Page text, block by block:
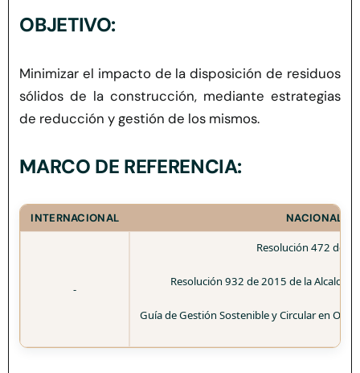
Plataforma CASA
OBJETIVO:
Minimizar el impacto de la disposición de residuos
sólidos de la construcción, mediante estrategias
de reducción y gestión de los mismos.
MARCO DE REFERENCIA:
INTERNACIONAL NACIONAL
-
Resolución 472 de
Resolución 932 de 2015 de la Alcaldía
Guía de Gestión Sostenible y Circular en